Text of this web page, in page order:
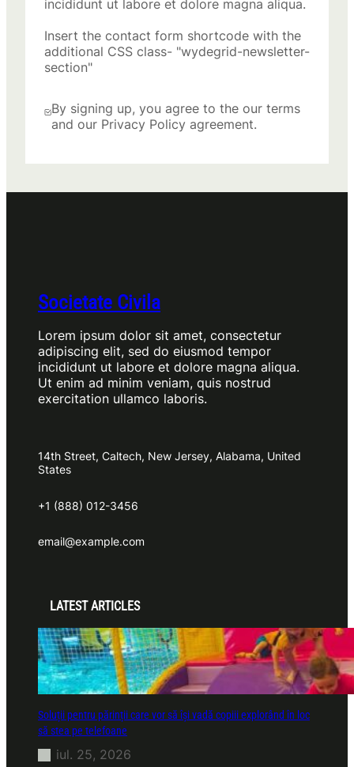
incididunt ut labore et dolore magna aliqua.
Insert the contact form shortcode with the
additional CSS class- "wydegrid-newsletter-
section"
By signing up, you agree to the our terms
and our Privacy Policy agreement.
Societate Civila
Lorem ipsum dolor sit amet, consectetur
adipiscing elit, sed do eiusmod tempor
incididunt ut labore et dolore magna aliqua.
Ut enim ad minim veniam, quis nostrud
exercitation ullamco laboris.
14th Street, Caltech, New Jersey, Alabama, United
States
+1 (888) 012-3456
email@example.com
LATEST ARTICLES
Soluții pentru părinții care vor să își vadă copiii explorând în loc
să stea pe telefoane
iul. 25, 2026